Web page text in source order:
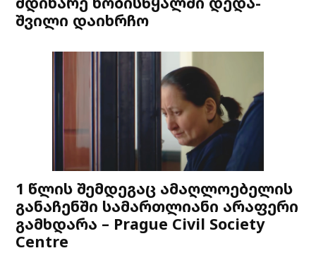
შვილი დაიხრჩო
1 წლის შემდეგაც ამაღლოებელის
განაჩენში სამართლიანი არაფერი
გამხდარა – Prague Civil Society
Centre